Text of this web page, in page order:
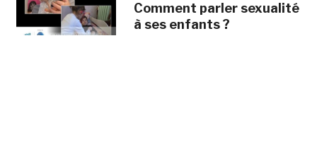
Comment parler sexualité
à ses enfants ?